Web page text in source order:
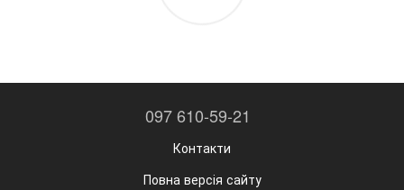
097 610-59-21
Контакти
Повна версія сайту